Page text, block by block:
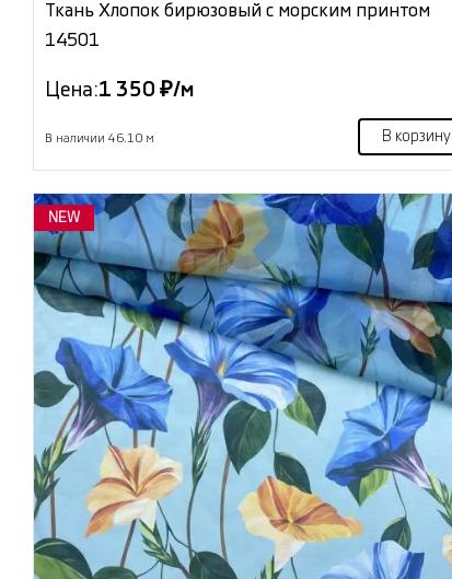
Ткань Хлопок бирюзовый с морским принтом
14501
Цена:1 350 ₽/м
В наличии 46.10 м В корзину
NEW